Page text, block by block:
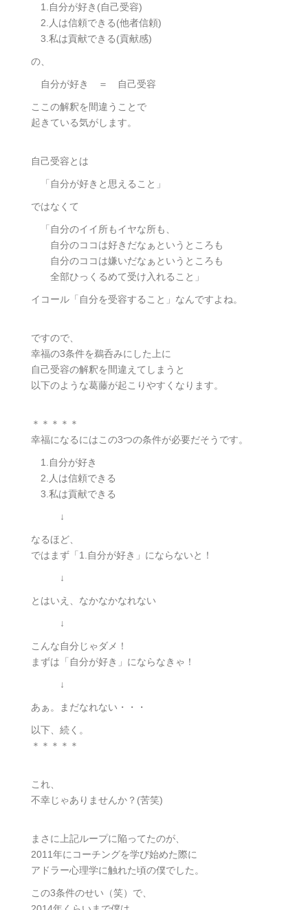
1.自分が好き(自己受容)
2.人は信頼できる(他者信頼)
3.私は貢献できる(貢献感)
の、
自分が好き ＝ 自己受容
ここの解釈を間違うことで
起きている気がします。
自己受容とは
「自分が好きと思えること」
ではなくて
「自分のイイ所もイヤな所も、
自分のココは好きだなぁというところも
自分のココは嫌いだなぁというところも
全部ひっくるめて受け入れること」
イコール「自分を受容すること」なんですよね。
ですので、
幸福の3条件を鵜呑みにした上に
自己受容の解釈を間違えてしまうと
以下のような葛藤が起こりやすくなります。
＊＊＊＊＊
幸福になるにはこの3つの条件が必要だそうです。
1.自分が好き
2.人は信頼できる
3.私は貢献できる
↓
なるほど、
ではまず「1.自分が好き」にならないと！
↓
とはいえ、なかなかなれない
↓
こんな自分じゃダメ！
まずは「自分が好き」にならなきゃ！
↓
あぁ。まだなれない・・・
以下、続く。
＊＊＊＊＊
これ、
不幸じゃありませんか？(苦笑)
まさに上記ループに陥ってたのが、
2011年にコーチングを学び始めた際に
アドラー心理学に触れた頃の僕でした。
この3条件のせい（笑）で、